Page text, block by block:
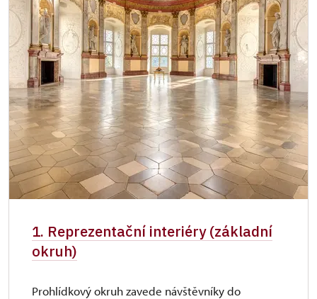
1. Reprezentační interiéry (základní
okruh)
Prohlídkový okruh zavede návštěvníky do